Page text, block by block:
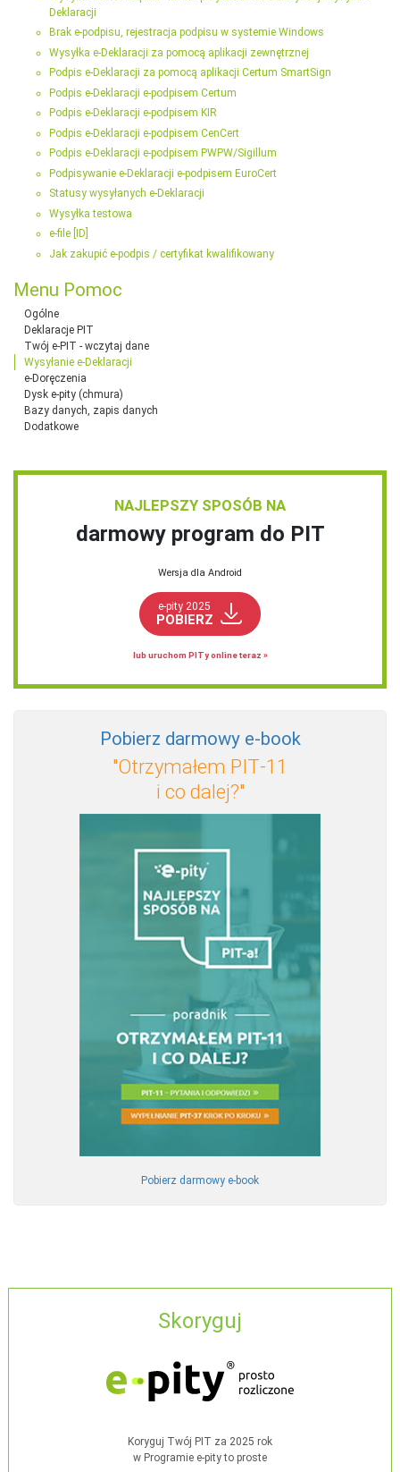
Menu Pomoc
Ogólne
Deklaracje PIT
Twój e-PIT - wczytaj dane
Wysyłanie e-Deklaracji
e-Doręczenia
Dysk e-pity (chmura)
Bazy danych, zapis danych
Dodatkowe
NAJLEPSZY SPOSÓB NA
darmowy program do PIT
Wersja dla Android
e-pity 2025
POBIERZ
lub uruchom PITy online teraz »
Pobierz darmowy e‑book
"Otrzymałem PIT‑11
i co dalej?"
Pobierz darmowy e-book
Deklaracji
Brak e-podpisu, rejestracja podpisu w systemie Windows
Wysyłka e-Deklaracji za pomocą aplikacji zewnętrznej
Podpis e-Deklaracji za pomocą aplikacji Certum SmartSign
Podpis e-Deklaracji e-podpisem Certum
Podpis e-Deklaracji e-podpisem KIR
Podpis e-Deklaracji e-podpisem CenCert
Podpis e-Deklaracji e-podpisem PWPW/Sigillum
Podpisywanie e-Deklaracji e-podpisem EuroCert
Statusy wysyłanych e-Deklaracji
Wysyłka testowa
e-file [ID]
Jak zakupić e-podpis / certyfikat kwalifikowany
Skoryguj
Koryguj Twój PIT za 2025 rok
w Programie e-pity to proste